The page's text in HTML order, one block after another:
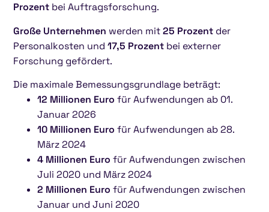
Prozent bei Auftragsforschung.
Große Unternehmen werden mit25 Prozent der
Personalkosten und17,5 Prozent bei externer
Forschung gefördert.
Die maximale Bemessungsgrundlage beträgt:
12 Millionen Euro für Aufwendungen ab 01.
Januar 2026
10 Millionen Euro für Aufwendungen ab 28.
März 2024
4 Millionen Euro für Aufwendungen zwischen
Juli 2020 und März 2024
2 Millionen Euro für Aufwendungen zwischen
Januar und Juni 2020